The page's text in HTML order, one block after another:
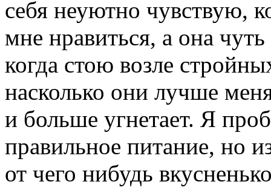
себя неуютно чувствую,
мне нравиться, а она
когда стою возле
насколько они лучше
и больше угнетает. Я
правильное питание, но
от чего нибудь